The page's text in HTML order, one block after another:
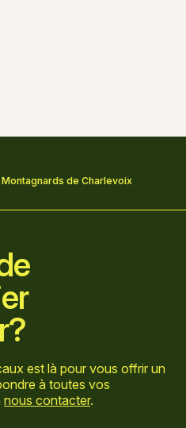
de Charlevoix
est là pour vous offrir un
à toutes vos
nous contacter.